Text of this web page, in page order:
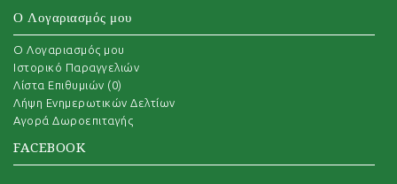
Ο Λογαριασμός μου
O Λογαριασμός μου
Ιστορικό Παραγγελιών
Λίστα Επιθυμιών (0)
Λήψη Ενημερωτικών Δελτίων
Αγορά Δωροεπιταγής
FACEBOOK